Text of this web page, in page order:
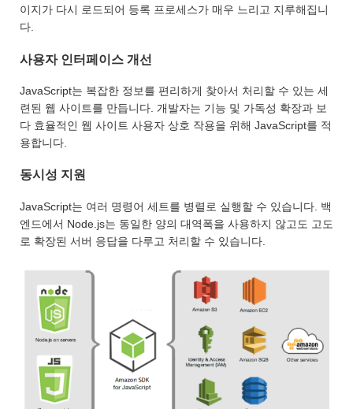
이지가 다시 로드되어 등록 프로세스가 매우 느리고 지루해집니
다.
사용자 인터페이스 개선
JavaScript는 복잡한 정보를 편리하게 찾아서 처리할 수 있는 세
련된 웹 사이트를 만듭니다. 개발자는 기능 및 가독성 확장과 보
다 효율적인 웹 사이트 사용자 상호 작용을 위해 JavaScript를 적
용합니다.
동시성 지원
JavaScript는 여러 명령어 세트를 병렬로 실행할 수 있습니다. 백
엔드에서 Node.js는 동일한 양의 대역폭을 사용하지 않고도 고도
로 확장된 서버 응답을 다루고 처리할 수 있습니다.